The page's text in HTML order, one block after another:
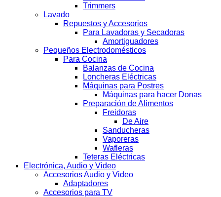
Trimmers
Lavado
Repuestos y Accesorios
Para Lavadoras y Secadoras
Amortiguadores
Pequeños Electrodomésticos
Para Cocina
Balanzas de Cocina
Loncheras Eléctricas
Máquinas para Postres
Máquinas para hacer Donas
Preparación de Alimentos
Freidoras
De Aire
Sanducheras
Vaporeras
Wafleras
Teteras Eléctricas
Electrónica, Audio y Video
Accesorios Audio y Video
Adaptadores
Accesorios para TV